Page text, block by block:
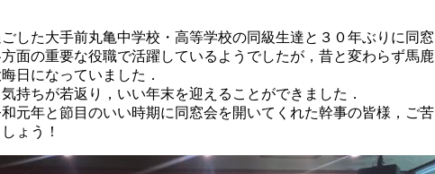
した大手前丸亀中学校・高等学校の同級生達と３０年ぶりに同窓
面の重要な役職で活躍しているようでしたが，昔と変わらず馬鹿
日になっていました．
持ちが若返り，いい年末を迎えることができました．
元年と節目のいい時期に同窓会を開いてくれた幹事の皆様，ご苦
ょう！